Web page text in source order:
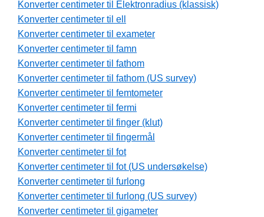
Konverter centimeter til Elektronradius (klassisk)
Konverter centimeter til ell
Konverter centimeter til exameter
Konverter centimeter til famn
Konverter centimeter til fathom
Konverter centimeter til fathom (US survey)
Konverter centimeter til femtometer
Konverter centimeter til fermi
Konverter centimeter til finger (klut)
Konverter centimeter til fingermål
Konverter centimeter til fot
Konverter centimeter til fot (US undersøkelse)
Konverter centimeter til furlong
Konverter centimeter til furlong (US survey)
Konverter centimeter til gigameter